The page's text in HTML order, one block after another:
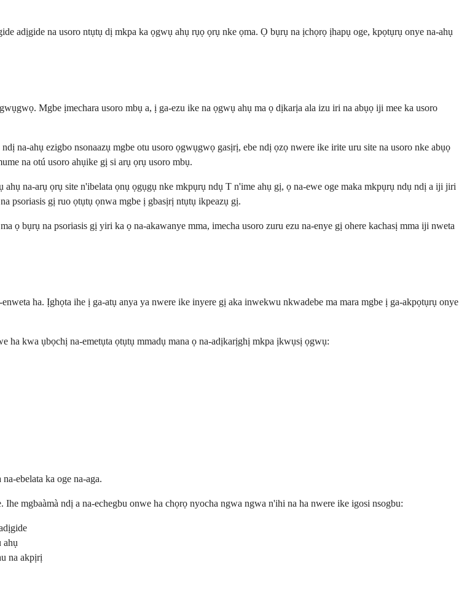
adịgide na usoro ntụtụ dị mkpa ka ọgwụ ahụ rụọ ọrụ nke ọma. Ọ bụrụ na ịchọrọ ịhapụ oge, kpọtụrụ onye na-ahụ
Mgbe ịmechara usoro mbụ a, ị ga-ezu ike na ọgwụ ahụ ma ọ dịkarịa ala izu iri na abụọ iji mee ka usoro
na-ahụ ezigbo nsonaazụ mgbe otu usoro ọgwụgwọ gasịrị, ebe ndị ọzọ nwere ike irite uru site na usoro nke abụọ
na otú usoro ahụike gị si arụ ọrụ usoro mbụ.
na-arụ ọrụ site n'ibelata ọnụ ọgụgụ nke mkpụrụ ndụ T n'ime ahụ gị, ọ na-ewe oge maka mkpụrụ ndụ ndị a iji jiri
psoriasis gị ruo ọtụtụ ọnwa mgbe ị gbasịrị ntụtụ ikpeazụ gị.
bụrụ na psoriasis gị yiri ka ọ na-akawanye mma, imecha usoro zuru ezu na-enye gị ohere kachasị mma iji nweta
ha. Ịghọta ihe ị ga-atụ anya ya nwere ike inyere gị aka inwekwu nkwadebe ma mara mgbe ị ga-akpọtụrụ onye
ha kwa ụbọchị na-emetụta ọtụtụ mmadụ mana ọ na-adịkarịghị mkpa ịkwụsị ọgwụ:
ebelata ka oge na-aga.
mgbaàmà ndị a na-echegbu onwe ha chọrọ nyocha ngwa ngwa n'ihi na ha nwere ike igosi nsogbu:
ahụ
na akpịrị